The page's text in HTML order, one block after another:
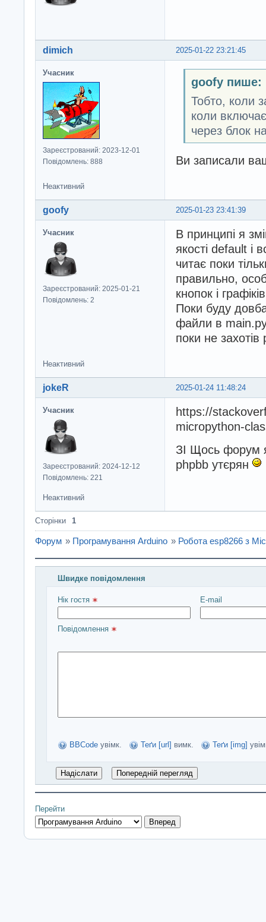
2025-01-22 23:21:45
dimich
Учасник
Зареєстрований: 2023-12-01
Повідомлень: 888
goofy пише:
Тобто, коли
коли
через блок
Ви записали
Неактивний
2025-01-23 23:41:39
goofy
Учасник
Зареєстрований: 2025-01-21
Повідомлень: 2
В принципі я
якості default і
читає поки
правильно,
кнопок і
Поки буду
файли в
поки не захотів
Неактивний
2025-01-24 11:48:24
jokeR
Учасник
Зареєстрований: 2024-12-12
Повідомлень: 221
https://
micropython-
ЗІ Щось форум
phpbb утєрян
Неактивний
Сторінки 1
Форум » Програмування Arduino » Робота esp8266 з
Швидке повідомлення
Введіть повідомлення і натисніть Надіслати
Нік гостя E-mail
Повідомлення
BBCode увімк. Теґи [url] вимк. Теґи [img]
Перейти